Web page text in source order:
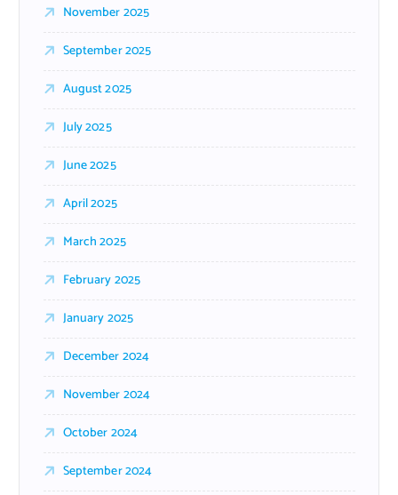
November 2025
September 2025
August 2025
July 2025
June 2025
April 2025
March 2025
February 2025
January 2025
December 2024
November 2024
October 2024
September 2024